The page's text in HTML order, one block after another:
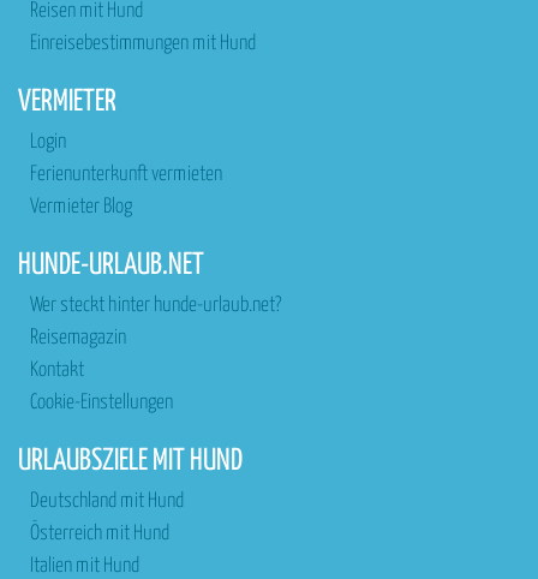
Reisen mit Hund
Einreisebestimmungen mit Hund
VERMIETER
Login
Ferienunterkunft vermieten
Vermieter Blog
HUNDE-URLAUB.NET
Wer steckt hinter hunde-urlaub.net?
Reisemagazin
Kontakt
Cookie-Einstellungen
URLAUBSZIELE MIT HUND
Deutschland mit Hund
Österreich mit Hund
Italien mit Hund